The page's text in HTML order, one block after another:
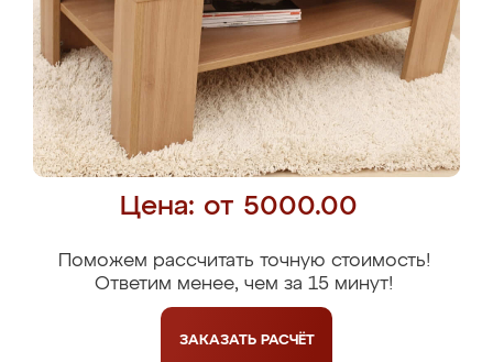
Цена: от 5000.00
Поможем рассчитать точную стоимость!
Ответим менее, чем за 15 минут!
ЗАКАЗАТЬ РАСЧЁТ